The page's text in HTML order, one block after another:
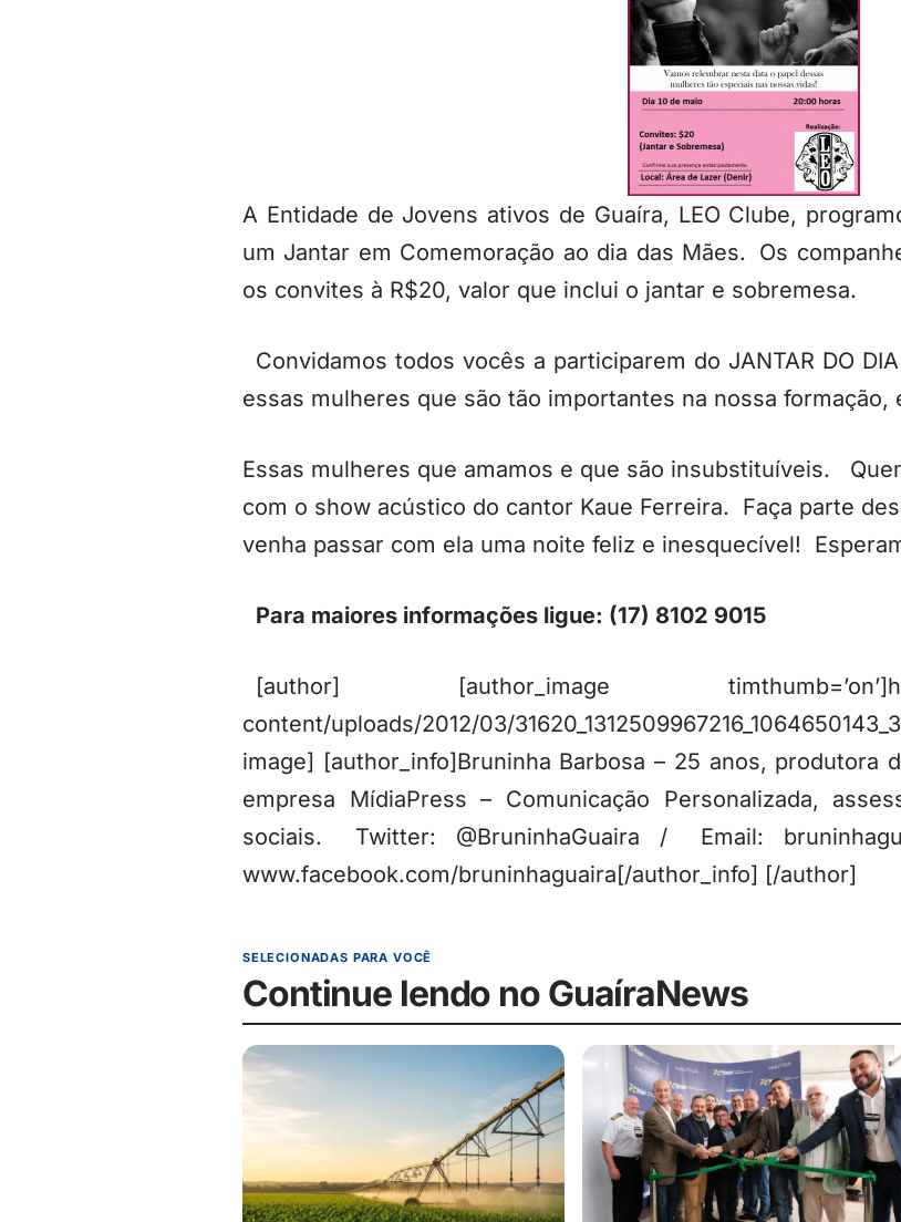
A Entidade de Jovens ativos de Guaíra, LEO Clube,
um Jantar em Comemoração ao dia das Mães. Os
os convites à R$20, valor que inclui o jantar e sobremesa.
Convidamos todos vocês a participarem do JANTAR DO
essas mulheres que são tão importantes na nossa formação,
Essas mulheres que amamos e que são insubstituíveis.
com o show acústico do cantor Kaue Ferreira. Faça parte
venha passar com ela uma noite feliz e inesquecível!
Para maiores informações ligue: (17) 8102 9015
[author] [author_image timthumb=’on’]https://
content/uploads/2012/03/
image] [author_info]Bruninha Barbosa – 25 anos, produtora
empresa MídiaPress – Comunicação Personalizada,
sociais. Twitter: @BruninhaGuaira / Email:
www.facebook.com/bruninhaguaira[/author_info] [/author]
SELECIONADAS PARA VOCÊ
Continue lendo no GuaíraNews